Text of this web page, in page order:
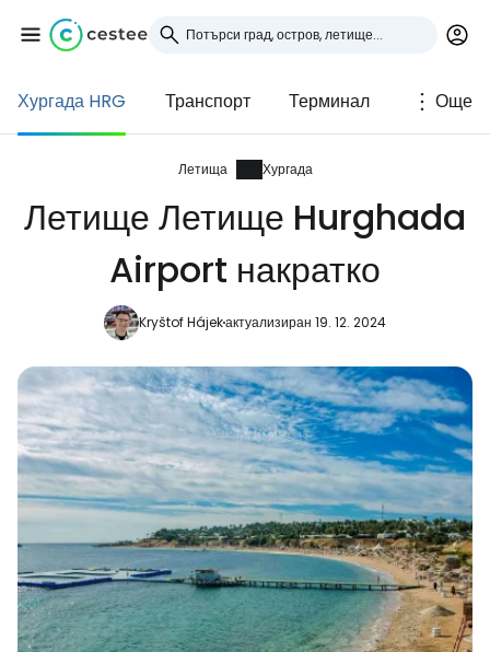
Хургада HRG Транспорт Терминал Още
Летища Хургада
Летище Летище Hurghada
Airport накратко
Kryštof Hájekактуализиран 19. 12. 2024
Влезте в Cestee
... световната общност на туристите
Продължете с Google
Продължете с Facebook
Продължете с имейл